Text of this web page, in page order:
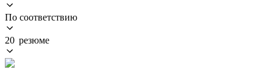
По соответствию
20 резюме